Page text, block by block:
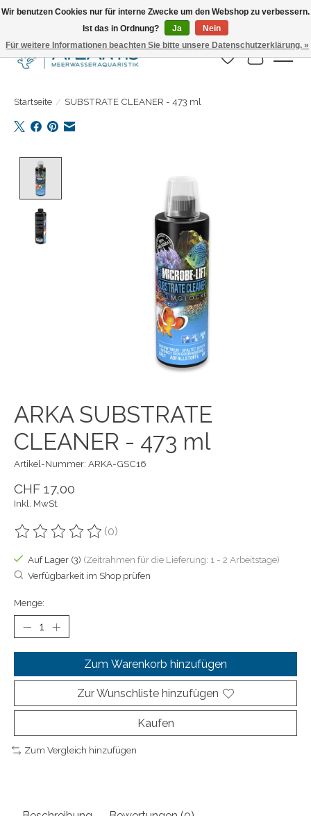
Täglicher Versand. Bestelle bis 15.00 Uhr
Wunschzettel
Ihr
Startseite / SUBSTRATE CLEANER - 473 ml
ARKA SUBSTRATE
CLEANER - 473 ml
Artikel-Nummer: ARKA-GSC16
CHF 17,00
Inkl. MwSt.
Die Bewertung dieses Produkts ist
(0)
Auf Lager (3) (Zeitrahmen für die Lieferung: 1 - 2 Arbeitstage)
Verfügbarkeit im Shop prüfen
Menge:
Zum Warenkorb hinzufügen
Zur Wunschliste hinzufügen
Kaufen
Zum Vergleich hinzufügen
Wir benutzen Cookies nur für interne Zwecke um den Webshop zu verbessern.
Ist das in Ordnung?
Ja
Nein
Für weitere Informationen beachten Sie bitte unsere Datenschutzerklärung. »